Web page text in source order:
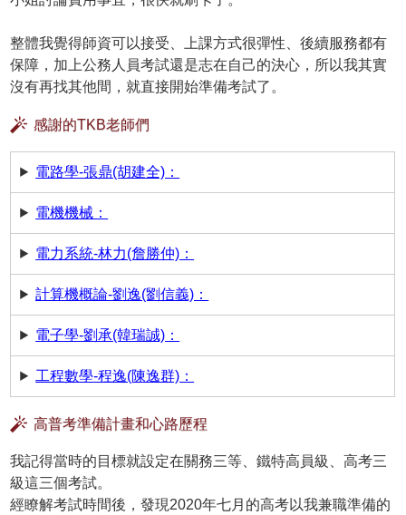
整體我覺得師資可以接受、上課方式很彈性、後續服務都有
保障，加上公務人員考試還是志在自己的決心，所以我其實
沒有再找其他間，就直接開始準備考試了。
感謝的TKB老師們
電路學-張鼎(胡建全)：
電機機械：
電力系統-林力(詹勝仲)：
計算機概論-劉逸(劉信義)：
電子學-劉承(韓瑞誠)：
工程數學-程逸(陳逸群)：
高普考準備計畫和心路歷程
我記得當時的目標就設定在關務三等、鐵特高員級、高考三
級這三個考試。
經瞭解考試時間後，發現2020年七月的高考以我兼職準備的